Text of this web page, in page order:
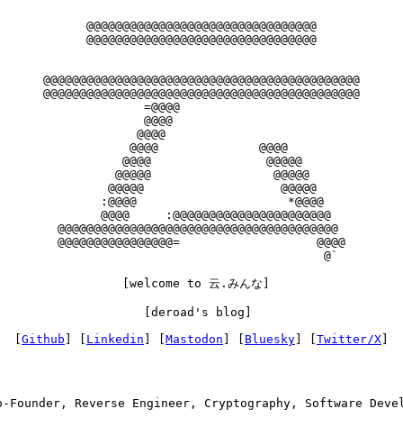
          @@@@@@@@@@@@@@@@@@@@@@@@@@@@@@@@
          @@@@@@@@@@@@@@@@@@@@@@@@@@@@@@@@
    @@@@@@@@@@@@@@@@@@@@@@@@@@@@@@@@@@@@@@@@@@@@
    @@@@@@@@@@@@@@@@@@@@@@@@@@@@@@@@@@@@@@@@@@@@
                  =@@@@
                  @@@@
                 @@@@
                @@@@              @@@@
               @@@@                @@@@@
              @@@@@                 @@@@@
             @@@@@                   @@@@@
            :@@@@                     *@@@@
            @@@@     :@@@@@@@@@@@@@@@@@@@@@@
      @@@@@@@@@@@@@@@@@@@@@@@@@@@@@@@@@@@@@@@
      @@@@@@@@@@@@@@@@=                   @@@@
                                           @`
               [welcome to 云.みんな]
                  [deroad's blog]
Github Linkedin Mastodon Bluesky Twitter/X
Founder, Reverse Engineer, Cryptography, Software